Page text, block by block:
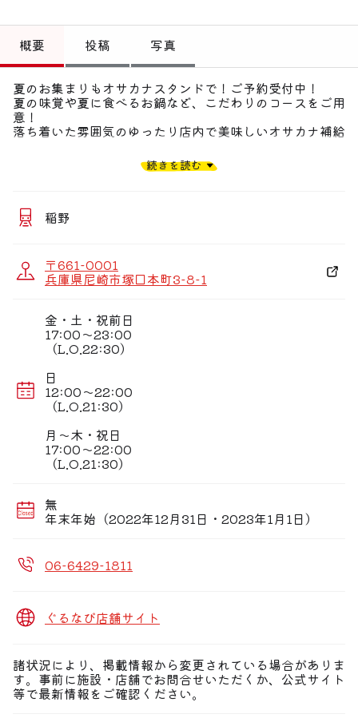
トップ
偏愛コミュニティ
投稿
偏愛記事
偏愛スポット
概要 投稿 写真
夏のお集まりもオサカナスタンドで！ご予約受付中！
夏の味覚や夏に食べるお鍋など、こだわりのコースをご用
意！
落ち着いた雰囲気のゆったり店内で美味しいオサカナ補給
旬のお魚をはじめとした鮮度抜群のお造りはもちろん、
魚介の美味しさを最大限に発揮するため創意工夫を凝らし
た味付け、調理法でお届けするオサカナ料理が自慢です
落ち着いた雰囲気の店内はテーブル席、カウンター、個室
もありゆったりおくつろぎ頂けます
ちょっと飲みたい時、ご飯を食べたい時、気軽に寄れるス
タンド万で美味しいオサカナと元気の栄養補給を！
続きを読む
稲野
〒661-0001
兵庫県尼崎市塚口本町3-8-1
金・土・祝前日
17:00〜23:00
（L.O.22:30）
日
12:00〜22:00
（L.O.21:30）
月〜木・祝日
17:00〜22:00
（L.O.21:30）
無
年末年始（2022年12月31日・2023年1月1日）
06-6429-1811
ぐるなび店舗サイト
諸状況により、掲載情報から変更されている場合がありま
す。事前に施設・店舗でお問合せいただくか、公式サイト
等で最新情報をご確認ください。